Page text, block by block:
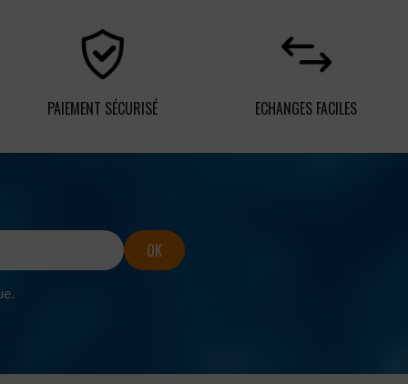
PAIEMENT SÉCURISÉ ECHANGES FACILES